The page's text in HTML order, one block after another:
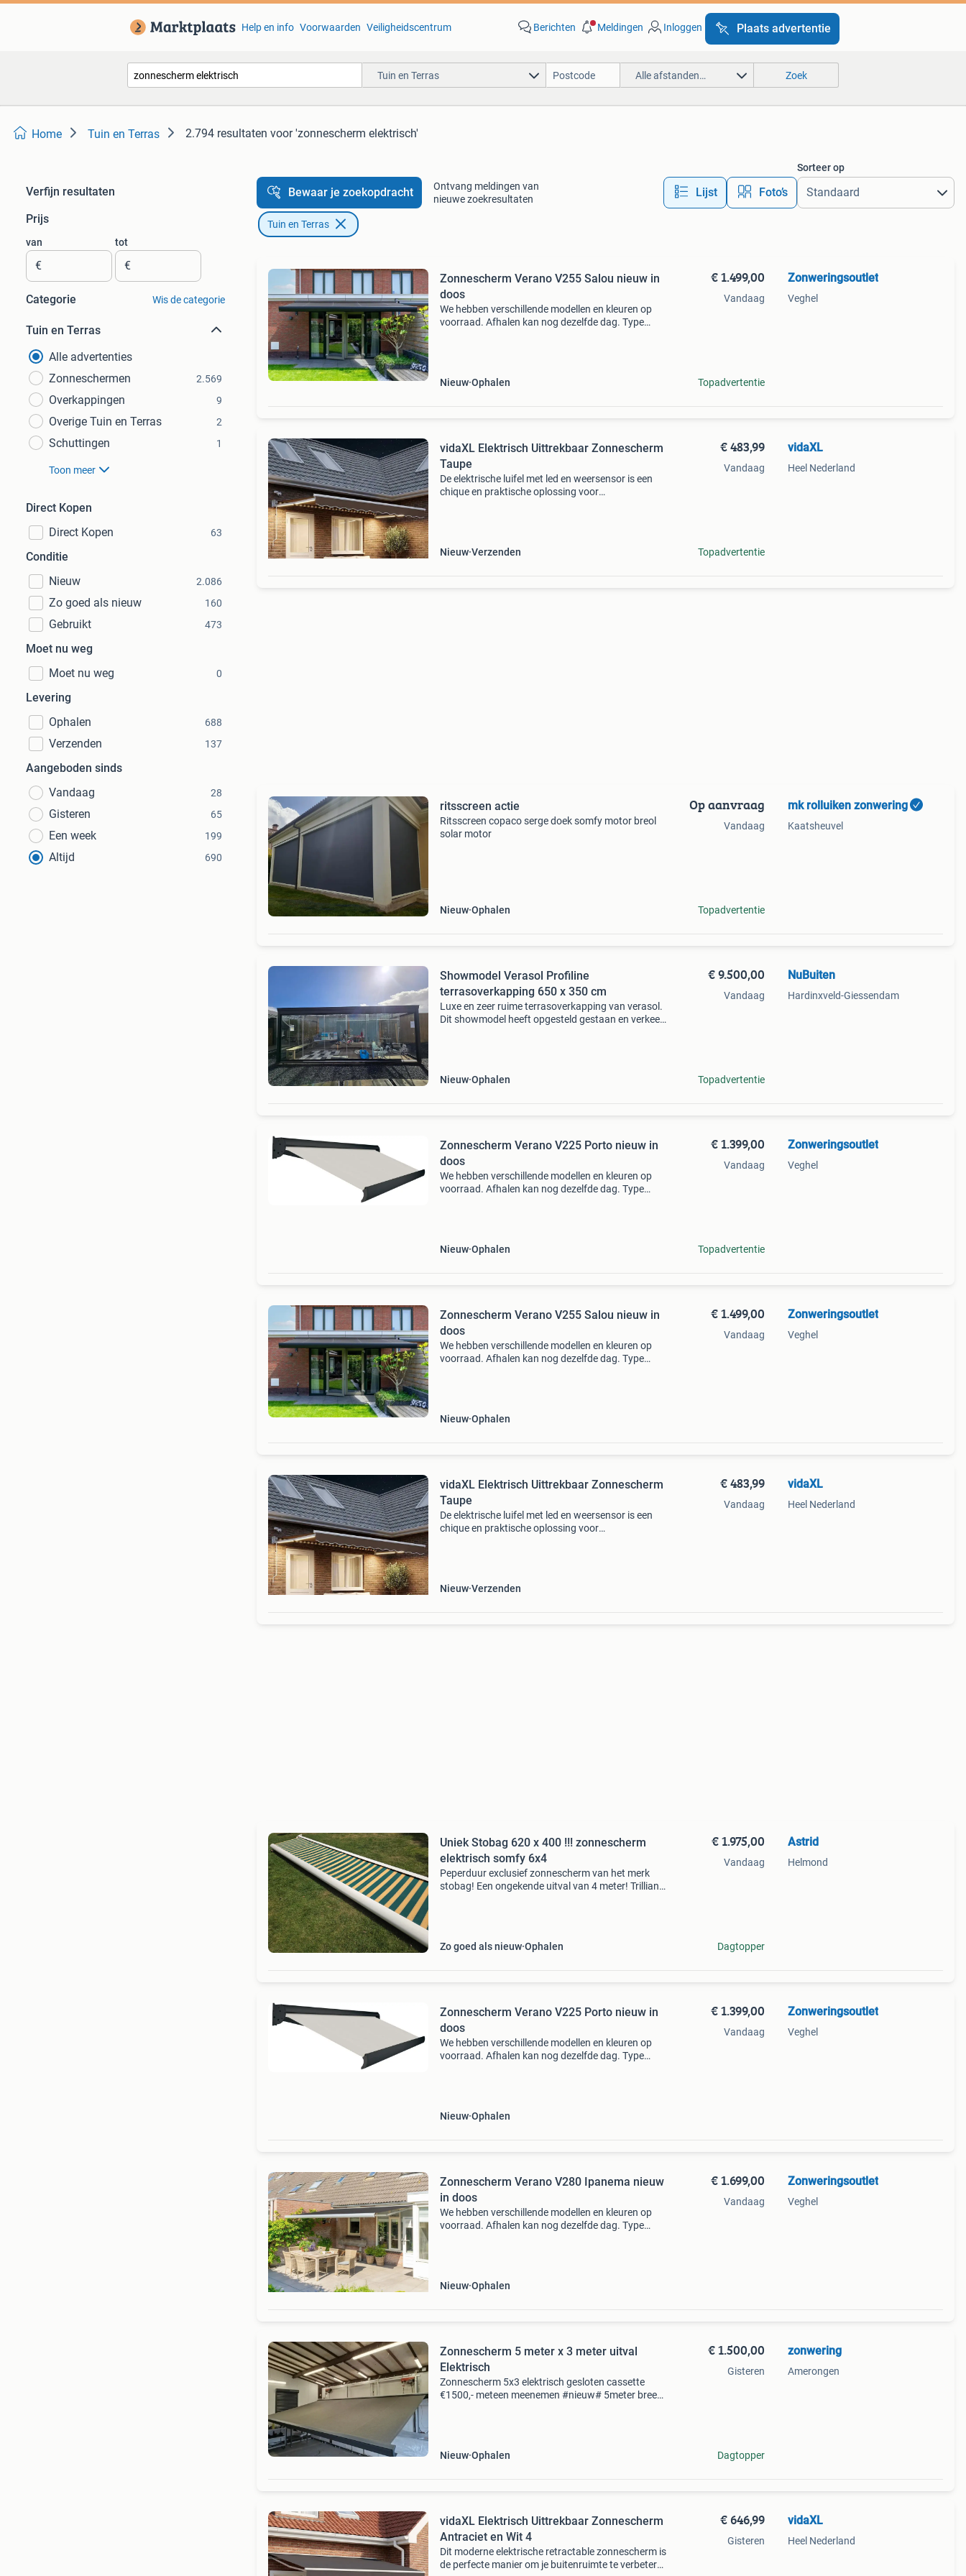
Help en info Voorwaarden Veiligheidscentrum Berichten Meldingen Inloggen Plaats advertentie
Tuin en Terras Alle afstanden… Zoek
Home Tuin en Terras 2.794 resultaten voor 'zonnescherm elektrisch'
Verfijn resultaten
Prijs
van
€
tot
€
Categorie Wis de categorie
Tuin en Terras
Alle advertenties
Zonneschermen
2.569
Overkappingen 9
Overige Tuin en Terras 2
Schuttingen 1
Toon meer
Direct Kopen
Direct Kopen
63
Conditie
Nieuw
2.086
Zo goed als nieuw 160
Gebruikt 473
Moet nu weg
Moet nu weg
0
Levering
Ophalen
688
Verzenden 137
Aangeboden sinds
Vandaag
28
Gisteren 65
Een week 199
Altijd 690
Bewaar je zoekopdracht
Ontvang meldingen van
nieuwe zoekresultaten
Lijst Foto’s
Sorteer op
Tuin en Terras
Zonnescherm Verano V255 Salou nieuw in
doos
We hebben verschillende modellen en kleuren op
voorraad. Afhalen kan nog dezelfde dag. Type
Nieuw Ophalen
€ 1.499,00
Vandaag
Topadvertentie
Zonweringsoutlet
Veghel
vidaXL Elektrisch Uittrekbaar Zonnescherm
Taupe
De elektrische luifel met led en weersensor is een
chique en praktische oplossing voor
Nieuw Verzenden
€ 483,99
Vandaag
Topadvertentie
vidaXL
Heel Nederland
ritsscreen actie
Ritsscreen copaco serge doek somfy motor breol
solar motor
Nieuw Ophalen
Op aanvraag
Vandaag
Topadvertentie
mk rolluiken zonwering
Kaatsheuvel
Showmodel Verasol Profiline
terrasoverkapping 650 x 350 cm
Luxe en zeer ruime terrasoverkapping van verasol.
Dit showmodel heeft opgesteld gestaan en verkeert
Nieuw Ophalen
€ 9.500,00
Vandaag
Topadvertentie
NuBuiten
Hardinxveld-Giessendam
Zonnescherm Verano V225 Porto nieuw in
doos
We hebben verschillende modellen en kleuren op
voorraad. Afhalen kan nog dezelfde dag. Type
Nieuw Ophalen
€ 1.399,00
Vandaag
Topadvertentie
Zonweringsoutlet
Veghel
Zonnescherm Verano V255 Salou nieuw in
doos
We hebben verschillende modellen en kleuren op
voorraad. Afhalen kan nog dezelfde dag. Type
Nieuw Ophalen
€ 1.499,00
Vandaag
Zonweringsoutlet
Veghel
vidaXL Elektrisch Uittrekbaar Zonnescherm
Taupe
De elektrische luifel met led en weersensor is een
chique en praktische oplossing voor
Nieuw Verzenden
€ 483,99
Vandaag
vidaXL
Heel Nederland
Uniek Stobag 620 x 400 !!! zonnescherm
elektrisch somfy 6x4
Peperduur exclusief zonnescherm van het merk
stobag! Een ongekende uitval van 4 meter! Trilliant
Zo goed als nieuw Ophalen
€ 1.975,00
Vandaag
Dagtopper
Astrid
Helmond
Zonnescherm Verano V225 Porto nieuw in
doos
We hebben verschillende modellen en kleuren op
voorraad. Afhalen kan nog dezelfde dag. Type
Nieuw Ophalen
€ 1.399,00
Vandaag
Zonweringsoutlet
Veghel
Zonnescherm Verano V280 Ipanema nieuw
in doos
We hebben verschillende modellen en kleuren op
voorraad. Afhalen kan nog dezelfde dag. Type
Nieuw Ophalen
€ 1.699,00
Vandaag
Zonweringsoutlet
Veghel
Zonnescherm 5 meter x 3 meter uitval
Elektrisch
Zonnescherm 5x3 elektrisch gesloten cassette
€1500,- meteen meenemen #nieuw# 5meter breed
Nieuw Ophalen
€ 1.500,00
Gisteren
Dagtopper
zonwering
Amerongen
vidaXL Elektrisch Uittrekbaar Zonnescherm
Antraciet en Wit 4
Dit moderne elektrische retractable zonnescherm is
de perfecte manier om je buitenruimte te verbeteren
€ 646,99
Gisteren
vidaXL
Heel Nederland